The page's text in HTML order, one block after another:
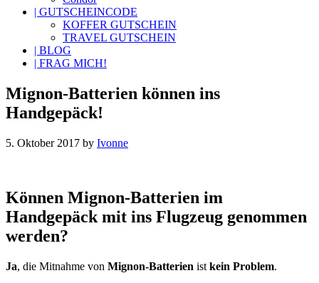
| GUTSCHEINCODE
KOFFER GUTSCHEIN
TRAVEL GUTSCHEIN
| BLOG
| FRAG MICH!
Mignon-Batterien können ins
Handgepäck!
5. Oktober 2017 by Ivonne
Können Mignon-Batterien im
Handgepäck mit ins Flugzeug genommen
werden?
Ja, die Mitnahme von Mignon-Batterien ist kein Problem.